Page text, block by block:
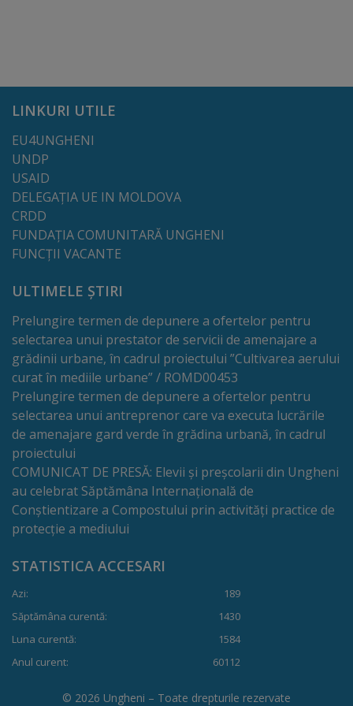
Utile
Transport
Rețeaua
transportului
public
Lista
stațiilor
de
transport
public
Parcări
Date
de
administrator
Drumuri
și
străzi
LINKURI UTILE
EU4UNGHENI
UNDP
USAID
DELEGAȚIA UE IN MOLDOVA
CRDD
FUNDAȚIA COMUNITARĂ UNGHENI
FUNCȚII VACANTE
ULTIMELE ȘTIRI
Prelungire termen de depunere a ofertelor pentru
selectarea unui prestator de servicii de amenajare a
grădinii urbane, în cadrul proiectului ”Cultivarea aerului
curat în mediile urbane” / ROMD00453
Prelungire termen de depunere a ofertelor pentru
selectarea unui antreprenor care va executa lucrările
de amenajare gard verde în grădina urbană, în cadrul
proiectului
COMUNICAT DE PRESĂ: Elevii și preșcolarii din Ungheni
au celebrat Săptămâna Internațională de
Conștientizare a Compostului prin activități practice de
protecție a mediului
STATISTICA ACCESARI
Azi:
189
Săptămâna curentă:
1430
Luna curentă:
1584
Anul curent:
60112
© 2026 Ungheni – Toate drepturile rezervate